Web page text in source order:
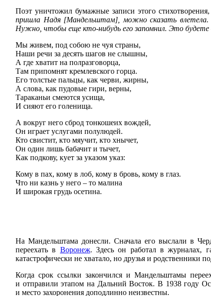
Поэт уничтожил бумажные записи этого
пришла Надя [Мандельштам], можно сказать влетела.
Нужно, чтобы еще кто-нибудь его запомнил. Это
Мы живем, под собою не чуя страны,
Наши речи за десять шагов не слышны,
А где хватит на полразговорца,
Там припомнят кремлевского горца.
Его толстые пальцы, как черви, жирны,
А слова, как пудовые гири, верны,
Тараканьи смеются усища,
И сияют его голенища.
А вокруг него сброд тонкошеих вождей,
Он играет услугами полулюдей.
Кто свистит, кто мяучит, кто хнычет,
Он один лишь бабачит и тычет,
Как подкову, кует за указом указ:
Кому в пах, кому в лоб, кому в бровь, кому в глаз.
Что ни казнь у него – то малина
И широкая грудь осетина.
На Мандельштама донесли. Сначала его выслали в
переехать в Воронеж. Здесь он работал в журналах,
катастрофически не хватало, но друзья и родственники
Когда срок ссылки закончился и Мандельштамы
и отправили этапом на Дальний Восток. В 1938 году
и место захоронения доподлинно неизвестны.